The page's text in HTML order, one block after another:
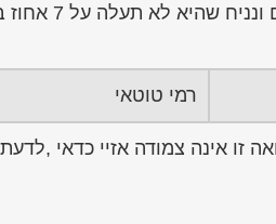
על 7 אחוז במהלך השנתיים.
רמי טוטאי